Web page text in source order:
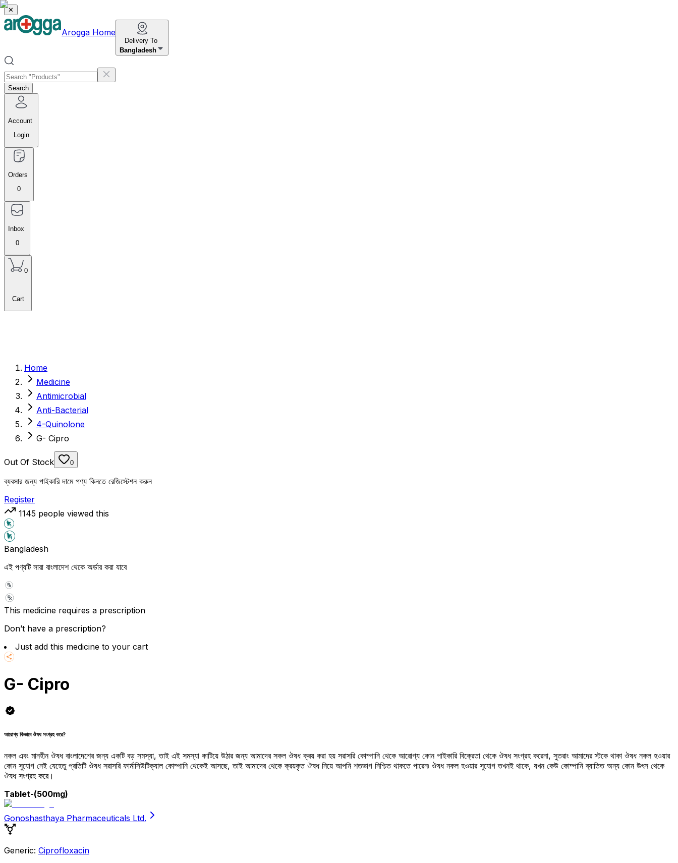
✕
Arogga Home
Delivery To
Bangladesh
Search
Account
Login
Orders
0
Inbox
0
0
Cart
Home
Medicine
Antimicrobial
Anti-Bacterial
4-Quinolone
G- Cipro
Out Of Stock 0
ব্যবসার জন্য পাইকারি দামে পণ্য কিনতে রেজিস্টেশন করুন
Register
1145 people viewed this
Bangladesh
এই পণ্যটি সারা বাংলাদেশ থেকে অর্ডার করা যাবে
This medicine requires a prescription
Don’t have a prescription?
Just add this medicine to your cart
G- Cipro
আরোগ্য কিভাবে ঔষধ সংগ্রহ করে?
নকল এবং মানহীন ঔষধ বাংলাদেশের জন্য একটি বড় সমস্যা, তাই এই সমস্যা কাটিয়ে উঠার জন্য আমাদের সকল ঔষধ ক্রয় করা হয় সরাসরি কোম্পানি থেকে আরোগ্য কোন পাইকারি বিক্রেতা থেকে ঔষধ সংগ্রহ করেনা, সুতরাং আমাদের স্টকে থাকা ঔষধ নকল হওয়ার
কোন সুযোগ নেই যেহেতু প্রতিটি ঔষধ সরাসরি ফার্মাসিউটিক্যাল কোম্পানি থেকেই আসছে, তাই আমাদের থেকে ক্রয়কৃত ঔষধ নিয়ে আপনি শতভাগ নিশ্চিত থাকতে পারেন৷ ঔষধ নকল হওয়ার সুযোগ তখনই থাকে, যখন কেউ কোম্পানি ব্যাতিত অন্য কোন উৎস থেকে
ঔষধ সংগ্রহ করে।
Tablet-(500mg)
Gonoshasthaya Pharmaceuticals Ltd.
Generic: Ciprofloxacin